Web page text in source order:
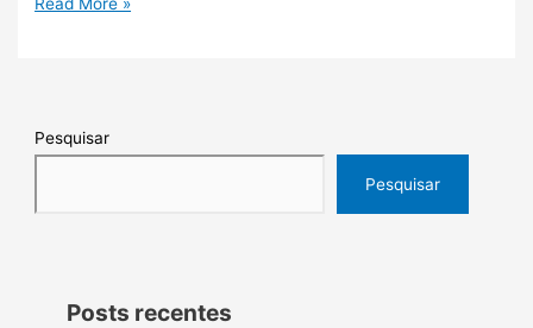
Read More »
Pesquisar
Pesquisar
Posts recentes